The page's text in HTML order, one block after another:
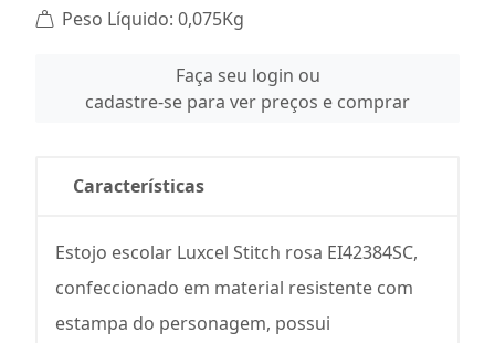
Peso Líquido: 0,075Kg
Faça seu login ou
cadastre-se para ver preços e comprar
Características
Estojo escolar Luxcel Stitch rosa EI42384SC,
confeccionado em material resistente com
estampa do personagem, possui